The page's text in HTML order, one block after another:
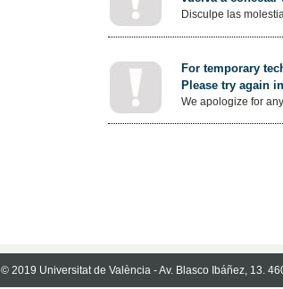
Disculpe las
For temporary
Please try again
We apologize for
© 2019 Universitat de València - Av. Blasco Ibáñez, 13.